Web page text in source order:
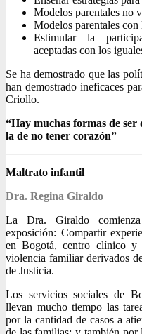
Modelos parentales no
Modelos parentales
Estimular la
aceptadas con los
Se ha demostrado que las
han demostrado ineficaces
Criollo.
“Hay muchas formas de ser
la de no tener corazón”
Maltrato infantil
Dra. Regina Giraldo
La Dra. Giraldo
exposición: Compartir
en Bogotá, centro clínico y
violencia familiar derivados
de Justicia.
Los servicios sociales de
llevan mucho tiempo las
por la cantidad de casos a